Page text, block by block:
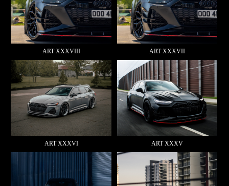
ART XXXVIII ART XXXVII
ART XXXVI ART XXXV